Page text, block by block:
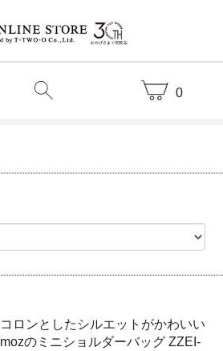
0
コロンとしたシルエットがかわいい
mozのミニショルダーバッグ ZZEI-